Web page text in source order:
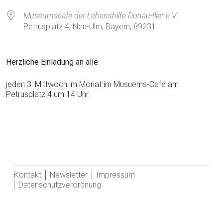
Museumscafe der Lebenshilfe Donau-Iller e.V.
Petrusplatz 4, Neu-Ulm, Bayern, 89231
Herzliche Einladung an alle
jeden 3. Mittwoch im Monat im Musuems-Café am
Petrusplatz 4 um 14 Uhr.
Kontakt Newsletter
Impressum
Datenschutzverordnung